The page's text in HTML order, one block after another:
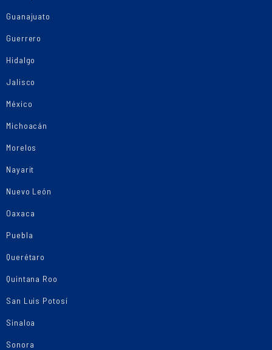
Guanajuato
Guerrero
Hidalgo
Jalisco
México
Michoacán
Morelos
Nayarit
Nuevo León
Oaxaca
Puebla
Querétaro
Quintana Roo
San Luis Potosí
Sinaloa
Sonora